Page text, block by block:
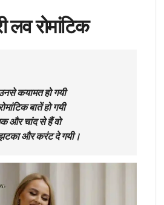
लव रोमांटिक
कयामत हो गयी
बातें हो गयी
और चांद से हैं वो
और करंट दे गयी।